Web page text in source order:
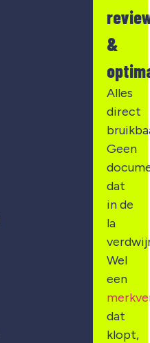
&
Alles
direct
Geen
dat
in de
la
Wel
een
dat
klopt,